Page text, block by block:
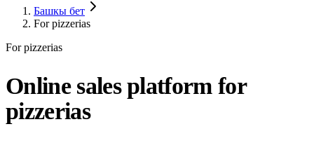
Башкы бет
For pizzerias
For pizzerias
Online sales platform for
pizzerias